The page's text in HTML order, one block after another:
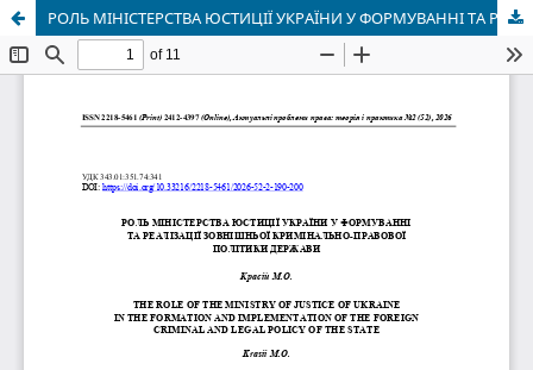
РОЛЬ МІНІСТЕРСТВА ЮСТИЦІЇ УКРАЇНИ У ФОРМУВАННІ ТА РЕАЛІЗАЦІЇ ЗОВНІШНЬОЇ КРИМІНАЛЬНО-ПРАВОВОЇ ПОЛІТИКИ ДЕРЖАВИ